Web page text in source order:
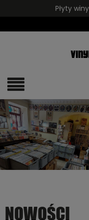
Płyty
NOWOŚCI